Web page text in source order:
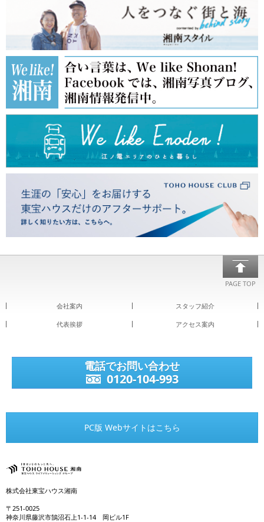
PAGE TOP
会社案内 スタッフ紹介
代表挨拶 アクセス案内
電話でお問い合わせ
0120-104-993
PC版 Webサイトはこちら
株式会社東宝ハウス湘南
〒251-0025
神奈川県藤沢市鵠沼石上1-1-14 岡ビル1F